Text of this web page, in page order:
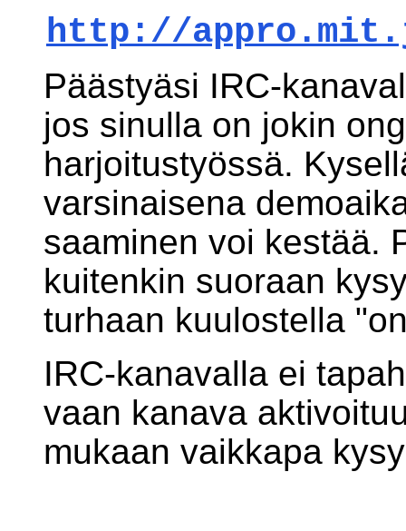
http://
Päästyäsi IRC-
jos sinulla on jokin
harjoitustyössä.
varsinaisena
saaminen voi kestää.
kuitenkin suoraan
turhaan kuulostella
IRC-kanavalla ei
vaan kanava
mukaan vaikkapa